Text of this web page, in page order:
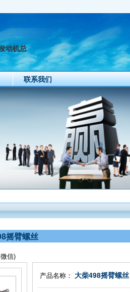
动机总
联系我们
摇臂螺丝
信)
产品名称： 大柴498摇臂螺丝